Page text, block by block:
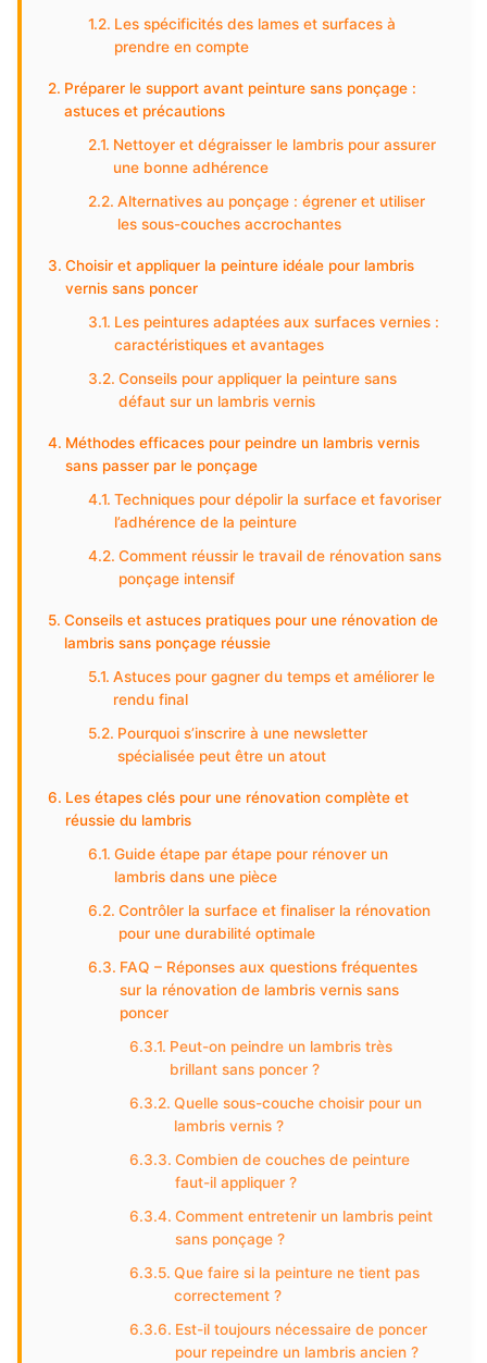
Les spécificités des lames et surfaces à
prendre en compte
Préparer le support avant peinture sans ponçage :
astuces et précautions
Nettoyer et dégraisser le lambris pour assurer
une bonne adhérence
Alternatives au ponçage : égrener et utiliser
les sous-couches accrochantes
Choisir et appliquer la peinture idéale pour lambris
vernis sans poncer
Les peintures adaptées aux surfaces vernies :
caractéristiques et avantages
Conseils pour appliquer la peinture sans
défaut sur un lambris vernis
Méthodes efficaces pour peindre un lambris vernis
sans passer par le ponçage
Techniques pour dépolir la surface et favoriser
l’adhérence de la peinture
Comment réussir le travail de rénovation sans
ponçage intensif
Conseils et astuces pratiques pour une rénovation de
lambris sans ponçage réussie
Astuces pour gagner du temps et améliorer le
rendu final
Pourquoi s’inscrire à une newsletter
spécialisée peut être un atout
Les étapes clés pour une rénovation complète et
réussie du lambris
Guide étape par étape pour rénover un
lambris dans une pièce
Contrôler la surface et finaliser la rénovation
pour une durabilité optimale
FAQ – Réponses aux questions fréquentes
sur la rénovation de lambris vernis sans
poncer
Peut-on peindre un lambris très
brillant sans poncer ?
Quelle sous-couche choisir pour un
lambris vernis ?
Combien de couches de peinture
faut-il appliquer ?
Comment entretenir un lambris peint
sans ponçage ?
Que faire si la peinture ne tient pas
correctement ?
Est-il toujours nécessaire de poncer
pour repeindre un lambris ancien ?